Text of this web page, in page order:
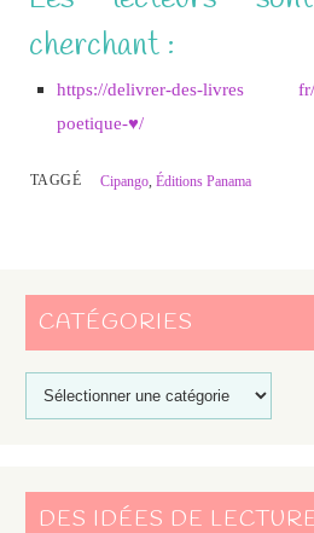
cherchant :
https://delivrer-des-livres fr/
poetique-♥/
TAGGÉ Cipango,Éditions Panama
CATÉGORIES
DES IDÉES DE